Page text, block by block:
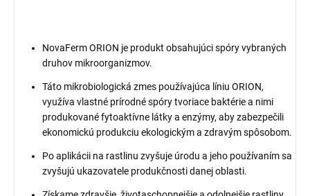
NovaFerm ORION je produkt obsahujúci spóry vybraných
druhov mikroorganizmov.
Táto mikrobiologická zmes používajúca líniu ORION,
využíva vlastné prírodné spóry tvoriace baktérie a nimi
produkované fytoaktívne látky a enzýmy, aby zabezpečili
ekonomickú produkciu ekologickým a zdravým spôsobom.
Po aplikácii na rastlinu zvyšuje úrodu a jeho používaním sa
zvyšujú ukazovatele produkčnosti danej oblasti.